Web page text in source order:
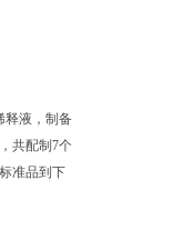
释液，制备
共配制7个
准品到下